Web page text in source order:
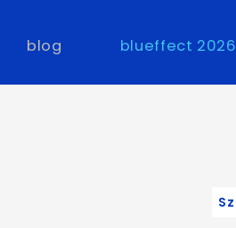
blog blueffect 2026